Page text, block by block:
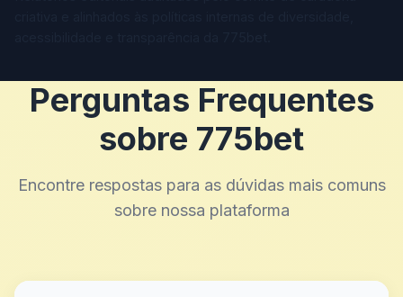
Perguntas Frequentes
sobre 775bet
Encontre respostas para as dúvidas mais comuns
sobre nossa plataforma